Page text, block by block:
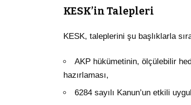
KESK’in Talepleri
KESK, taleplerini şu başlıklarla
AKP hükümetinin, ölçülebilir
hazırlaması,
6284 sayılı Kanun’un etkili